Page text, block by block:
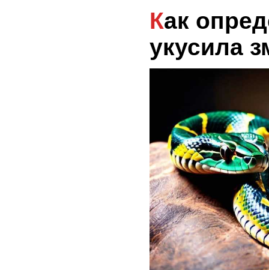
Как определить, что вас
укусила